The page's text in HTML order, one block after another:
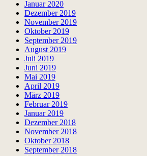
Januar 2020
Dezember 2019
November 2019
Oktober 2019
September 2019
August 2019
Juli 2019
Juni 2019
Mai 2019
April 2019
März 2019
Februar 2019
Januar 2019
Dezember 2018
November 2018
Oktober 2018
September 2018